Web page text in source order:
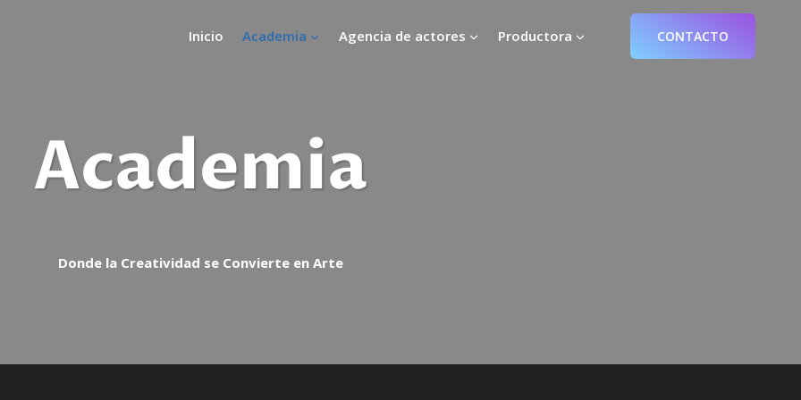
Inicio Academia Agencia de actores Productora CONTACTO
Academia
Donde la Creatividad se Convierte en Arte